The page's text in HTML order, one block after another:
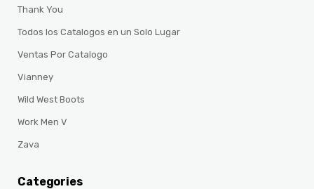
Thank You
Todos los Catalogos en un Solo Lugar
Ventas Por Catalogo
Vianney
Wild West Boots
Work Men V
Zava
Categories